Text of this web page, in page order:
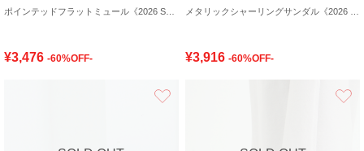
¥3,476 -60%OFF- ¥3,916 -60%OFF-